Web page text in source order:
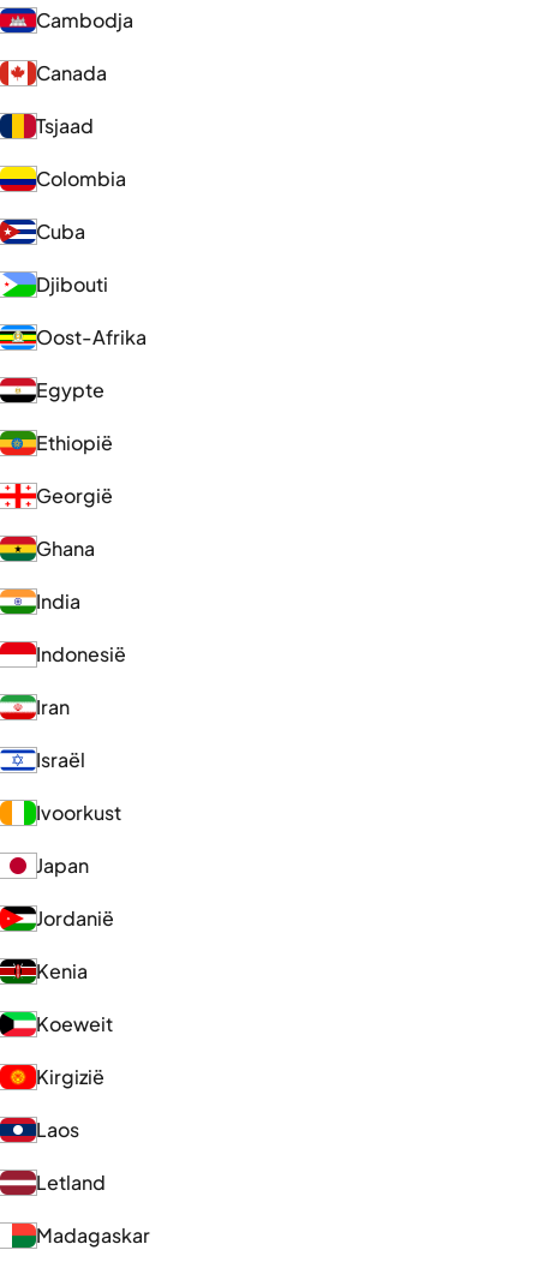
Cambodja
Canada
Tsjaad
Colombia
Cuba
Djibouti
Oost-Afrika
Egypte
Ethiopië
Georgië
Ghana
India
Indonesië
Iran
Israël
Ivoorkust
Japan
Jordanië
Kenia
Koeweit
Kirgizië
Laos
Letland
Madagaskar